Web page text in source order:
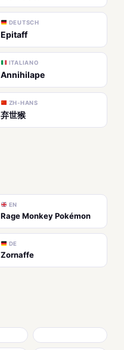
DEUTSCH
Epitaff
ITALIANO
Annihilape
ZH-HANS
弃世猴
EN
Rage Monkey Pokémon
DE
Zornaffe